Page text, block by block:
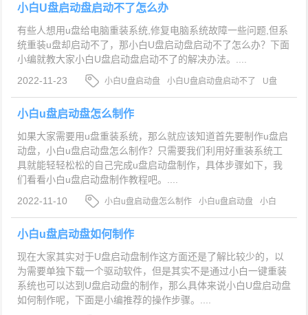
小白U盘启动盘启动不了怎么办
有些人想用u盘给电脑重装系统,修复电脑系统故障一些问题,但系
统重装u盘却启动不了，那小白U盘启动盘启动不了怎么办？下面
小编就教大家小白U盘启动盘启动不了的解决办法。....
2022-11-23
小白U盘启动盘 小白U盘启动盘启动不了
U盘
启动盘启动不了怎么办
小白u盘启动盘怎么制作
如果大家需要用u盘重装系统，那么就应该知道首先要制作u盘启
动盘，小白u盘启动盘怎么制作？只需要我们利用好重装系统工
具就能轻轻松松的自己完成u盘启动盘制作，具体步骤如下，我
们看看小白u盘启动盘制作教程吧。....
2022-11-10
小白u盘启动盘怎么制作 小白u盘启动盘
小白
u盘启动盘制作教程
小白u盘启动盘如何制作
现在大家其实对于U盘启动盘制作这方面还是了解比较少的，以
为需要单独下载一个驱动软件，但是其实不是通过小白一键重装
系统也可以达到U盘启动盘的制作，那么具体来说小白U盘启动盘
如何制作呢，下面是小编推荐的操作步骤。....